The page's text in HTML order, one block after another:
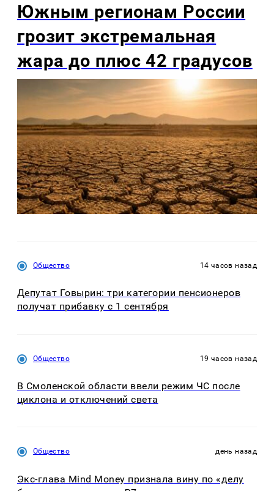
Южным регионам России
грозит экстремальная
жара до плюс 42 градусов
Общество 14 часов назад
Депутат Говырин: три категории пенсионеров
получат прибавку с 1 сентября
Общество 19 часов назад
В Смоленской области ввели режим ЧС после
циклона и отключений света
Общество день назад
Экс-глава Mind Money признала вину по «делу